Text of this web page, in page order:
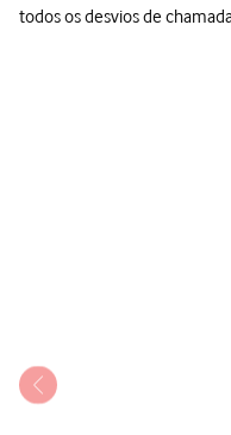
todos os desvios de